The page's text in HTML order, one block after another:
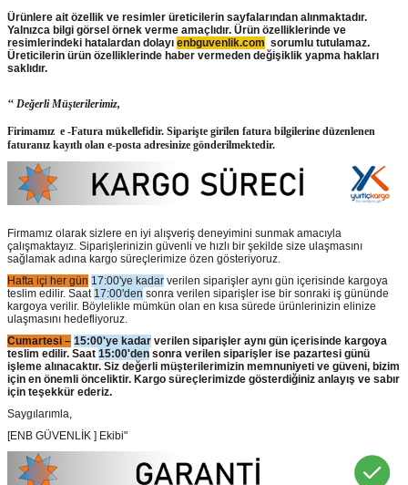
Ürünlere ait özellik ve resimler üreticilerin sayfalarından alınmaktadır.
Yalnızca bilgi görsel örnek verme amaçlıdır. Ürün özelliklerinde ve
resimlerindeki hatalardan dolayı enbguvenlik.com sorumlu tutulamaz.
Üreticilerin ürün özelliklerinde haber vermeden değişiklik yapma hakları
saklıdır.
‘‘ Değerli Müşterilerimiz,
Firimamız e -Fatura mükellefidir. Siparişte girilen fatura bilgilerine düzenlenen
faturanız kayıtlı olan e-posta adresinize gönderilmektedir.
Firmamız olarak sizlere en iyi alışveriş deneyimini sunmak amacıyla
çalışmaktayız. Siparişlerinizin güvenli ve hızlı bir şekilde size ulaşmasını
sağlamak adına kargo süreçlerimize özen gösteriyoruz.
Hafta içi her gün 17:00'ye kadar verilen siparişler aynı gün içerisinde kargoya
teslim edilir. Saat 17:00'den sonra verilen siparişler ise bir sonraki iş gününde
kargoya verilir. Böylelikle mümkün olan en kısa sürede ürünlerinizin elinize
ulaşmasını hedefliyoruz.
Cumartesi – 15:00'ye kadar verilen siparişler aynı gün içerisinde kargoya
teslim edilir. Saat 15:00'den sonra verilen siparişler ise pazartesi günü
işleme alınacaktır. Siz değerli müşterilerimizin memnuniyeti ve güveni, bizim
için en önemli önceliktir. Kargo süreçlerimizde gösterdiğiniz anlayış ve sabır
için teşekkür ederiz.
Saygılarımla,
[ENB GÜVENLİK ] Ekibi"